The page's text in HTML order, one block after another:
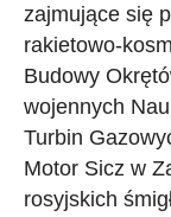
zajmujące się
rakietowo-
Budowy
wojennych
Turbin
Motor Sicz w
rosyjskich